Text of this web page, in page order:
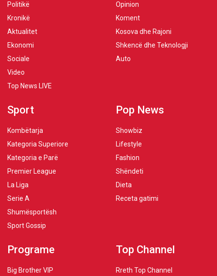
Politikë
Kronikë
Aktualitet
Ekonomi
Sociale
Video
Top News LIVE
Opinion
Koment
Kosova dhe Rajoni
Shkencë dhe Teknologji
Auto
Sport
Kombëtarja
Kategoria Superiore
Kategoria e Parë
Premier League
La Liga
Serie A
Shumësportësh
Sport Gossip
Pop News
Showbiz
Lifestyle
Fashion
Shëndeti
Dieta
Receta gatimi
Programe
Big Brother VIP
Top Channel
Rreth Top Channel